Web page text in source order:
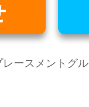
ースメントグ